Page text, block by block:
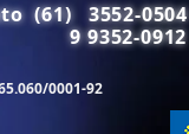
(61) 3552-0504
0912
0001-92